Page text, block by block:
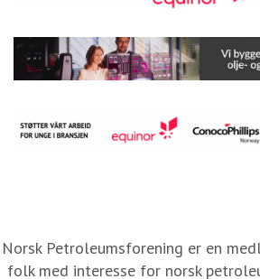
Norsk Petroleumsforening er en
folk med interesse for norsk